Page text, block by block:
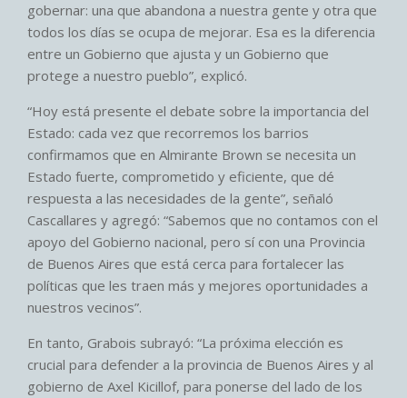
gobernar: una que abandona a nuestra gente y otra que
todos los días se ocupa de mejorar. Esa es la diferencia
entre un Gobierno que ajusta y un Gobierno que
protege a nuestro pueblo”, explicó.
“Hoy está presente el debate sobre la importancia del
Estado: cada vez que recorremos los barrios
confirmamos que en Almirante Brown se necesita un
Estado fuerte, comprometido y eficiente, que dé
respuesta a las necesidades de la gente”, señaló
Cascallares y agregó: “Sabemos que no contamos con el
apoyo del Gobierno nacional, pero sí con una Provincia
de Buenos Aires que está cerca para fortalecer las
políticas que les traen más y mejores oportunidades a
nuestros vecinos”.
En tanto, Grabois subrayó: “La próxima elección es
crucial para defender a la provincia de Buenos Aires y al
gobierno de Axel Kicillof, para ponerse del lado de los